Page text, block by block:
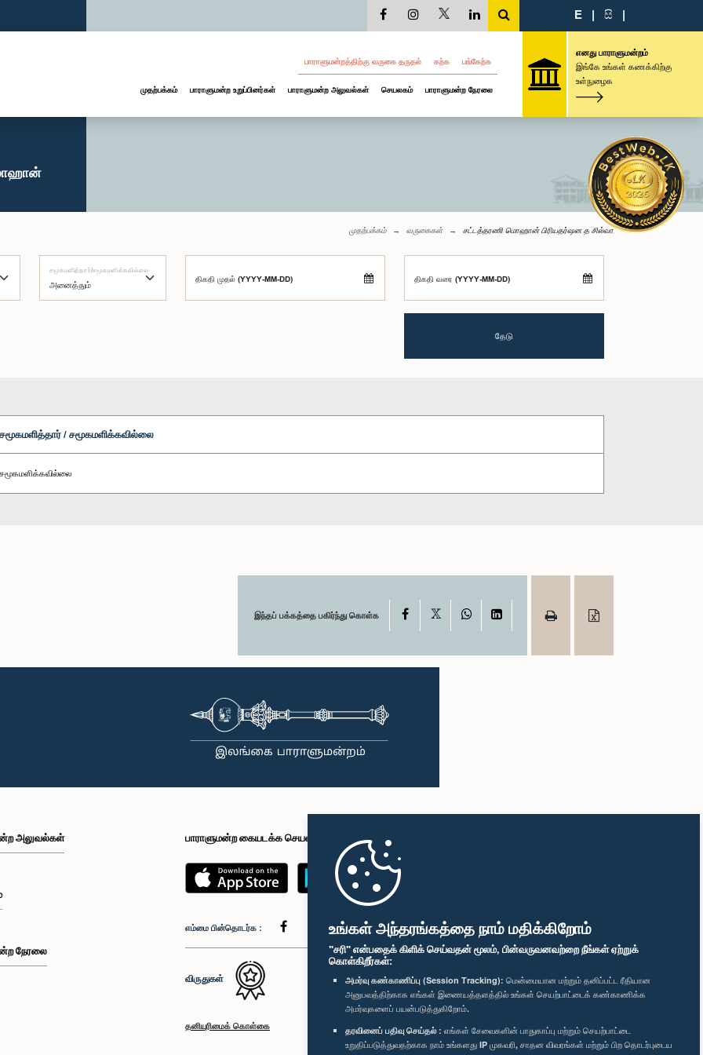
உங்கள் அந்தரங்கத்தை நாம் மதிக்கிறோம்
"சரி" என்பதைக் கிளிக் செய்வதன் மூலம், பின்வருவனவற்றை நீங்கள் ஏற்றுக்
கொள்கிறீர்கள்:
அமர்வு கண்காணிப்பு (Session Tracking): மென்மையான மற்றும் தனிப்பட்ட ரீதியான
அனுபவத்திற்காக எங்கள் இணையத்தளத்தில் உங்கள் செயற்பாட்டைக் கண்காணிக்க
அமர்வுகளைப் பயன்படுத்துகிறோம்.
தரவினைப் பதிவு செய்தல் : எங்கள் சேவைகளின் பாதுகாப்பு மற்றும் செயற்பாட்டை
உறுதிப்படுத்துவதற்காக நாம் உங்களது IP முகவரி, சாதன விவரங்கள் மற்றும் பிற தொடர்புடைய
E | සි |
பாராளுமன்றத்திற்கு வருகை தருதல் கற்க பங்கேற்க
முதற்பக்கம் பாராளுமன்ற உறுப்பினர்கள் பாராளுமன்ற அலுவல்கள் செயலகம் பாராளுமன்ற நேரலை
எனது பாராளுமன்றம்
இங்கே உங்கள் கணக்கிற்கு
உள்நுழைக
முதற்பக்கம் வருகைகள் சட்டத்தரணி மொஹான் பிரியதர்ஷன த சில்வா
சமூகமளித்தார்/சமூகமளிக்கவில்லை
திகதி முதல் (YYYY-MM-DD) திகதி வரை (YYYY-MM-DD)
தேடு
சமூகமளித்தார் / சமூகமளிக்கவில்லை
சமூகமளிக்கவில்லை
இந்தப் பக்கத்தை பகிர்ந்து கொள்க Facebook WhatsAppLinkedIn
அலுவல்கள்
நேரலை
பாராளுமன்ற கையடக்க செயலி
எம்மை பின்தொடர்க :
விருதுகள்
தனியுரிமைக் கொள்கை